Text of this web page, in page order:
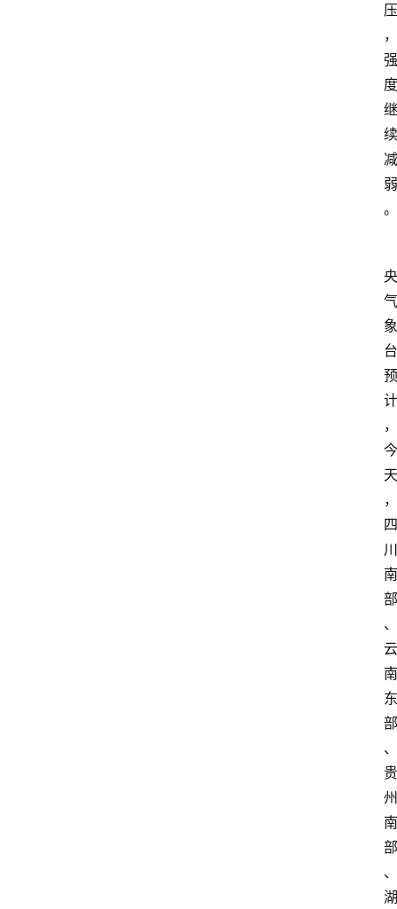
压
，
强
度
继
续
减
弱
。
央
气
象
台
预
计
，
今
天
，
四
川
南
部
、
云
南
东
部
、
贵
州
南
部
、
湖